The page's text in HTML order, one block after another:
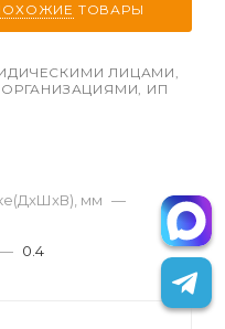
ТОВАРЫ
ЛИЦАМИ,
ИП
мм —
— 0.4